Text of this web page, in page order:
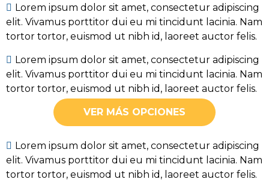
Lorem ipsum dolor sit amet, consectetur adipiscing
elit. Vivamus porttitor dui eu mi tincidunt lacinia. Nam
tortor tortor, euismod ut nibh id, laoreet auctor felis.
Lorem ipsum dolor sit amet, consectetur adipiscing
elit. Vivamus porttitor dui eu mi tincidunt lacinia. Nam
tortor tortor, euismod ut nibh id, laoreet auctor felis.
VER MÁS OPCIONES
Lorem ipsum dolor sit amet, consectetur adipiscing
elit. Vivamus porttitor dui eu mi tincidunt lacinia. Nam
tortor tortor, euismod ut nibh id, laoreet auctor felis.